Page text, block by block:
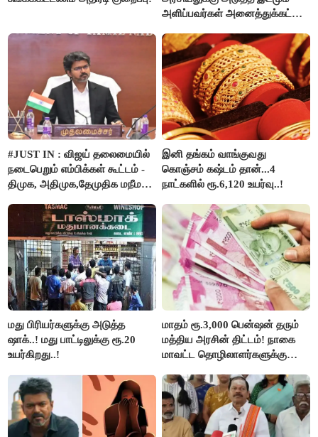
அளிப்பவர்கள் அனைத்துக்கட்சி
பங்கேற்பார்கள் - மாணிக்கம்
தாகூர்..!!
#JUST IN : விஜய் தலைமையில்
நடைபெறும் எம்பிக்கள் கூட்டம் -
திமுக, அதிமுக,தேமுதிக மநீம
இனி தங்கம் வாங்குவது
கொஞ்சம் கஷ்டம் தான்...4
நாட்களில் ரூ.6,120 உயர்வு..!
மது பிரியர்களுக்கு அடுத்த
ஷாக்..! மது பாட்டிலுக்கு ரூ.20
உயர்கிறது..!
மாதம் ரூ.3,000 பென்ஷன் தரும்
மத்திய அரசின் திட்டம்! நாகை
மாவட்ட தொழிலாளர்களுக்கு
செய்தி!